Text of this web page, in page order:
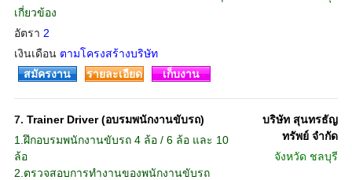
เกี่ยวข้อง
อัตรา 2
เงินเดือน ตามโครงสร้างบริษัท
สมัครงาน รายละเอียด เก็บงาน
7. Trainer Driver (อบรมพนักงานขับรถ)
1.ฝึกอบรมพนักงานขับรถ 4 ล้อ / 6 ล้อ และ 10
ล้อ
2.ตรวจสอบการทำงานของพนักงานขับรถ
บริษัท สุนทรธัญ
ทรัพย์ จำกัด
จังหวัด ชลบุรี